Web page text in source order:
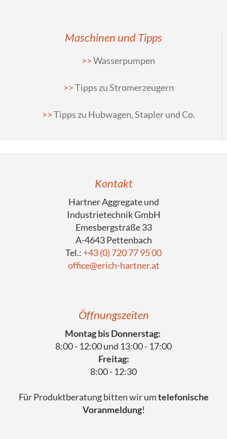
Maschinen und Tipps
Wasserpumpen
Tipps zu Stromerzeugern
Tipps zu Hubwagen, Stapler und Co.
Kontakt
Hartner Aggregate und
Industrietechnik GmbH
Emesbergstraße 33
A-4643 Pettenbach
Tel.: +43 (0) 720 77 95 00
office@erich-hartner.at
Öffnungszeiten
Montag bis Donnerstag:
8:00 - 12:00 und 13:00 - 17:00
Freitag:
8:00 - 12:30
Für Produktberatung bitten wir umtelefonische
Voranmeldung!